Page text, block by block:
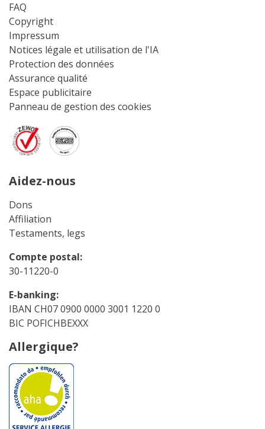
FAQ
Copyright
Impressum
Notices légale et utilisation de l'IA
Protection des données
Assurance qualité
Espace publicitaire
Panneau de gestion des cookies
Aidez-nous
Dons
Affiliation
Testaments, legs
Compte postal:
30-11220-0
E-banking:
IBAN CH07 0900 0000 3001 1220 0
BIC POFICHBEXXX
Allergique?